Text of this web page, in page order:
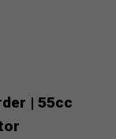
| 55cc